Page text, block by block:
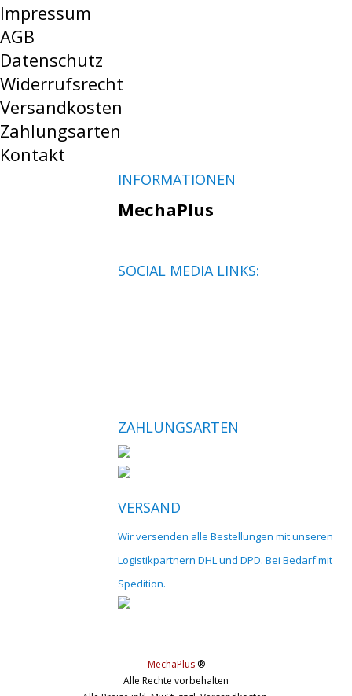
Impressum
AGB
Datenschutz
Widerrufsrecht
Versandkosten
Zahlungsarten
Kontakt
INFORMATIONEN
MechaPlus
SOCIAL MEDIA LINKS:
ZAHLUNGSARTEN
VERSAND
Wir versenden alle Bestellungen mit unseren
Logistikpartnern DHL und DPD. Bei Bedarf mit
Spedition.
MechaPlus ®
Alle Rechte vorbehalten